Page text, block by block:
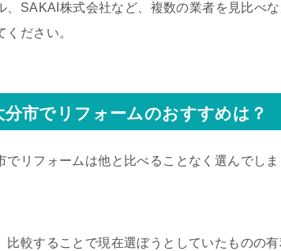
、SAKAI株式会社など、複数の業者を見比べ
ください。
分市でリフォームのおすすめは？
でリフォームは他と比べることなく選んでし
比較することで現在選ぼうとしていたものの